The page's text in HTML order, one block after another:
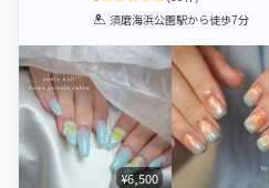
1 2 3 4 5
須磨海浜公園駅から徒歩7分
¥6,500